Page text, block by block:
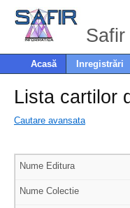
Safir
Acasă Inregistrări
Lista cartilor
Cautare avansata